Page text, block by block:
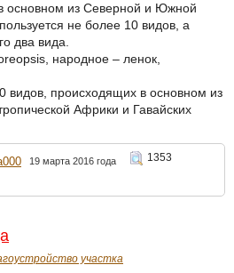
основном из Северной и Южной
не более 10 видов, а
два вида.
народное – ленок,
видов, происходящих в основном из
Африки и Гавайских
19 марта 2016 года
1353
участка